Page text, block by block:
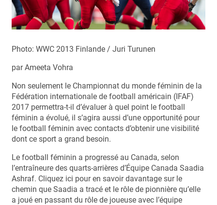
Photo: WWC 2013 Finlande / Juri Turunen
par Ameeta Vohra
Non seulement le Championnat du monde féminin de la
Fédération internationale de football américain (IFAF)
2017 permettra-t-il d’évaluer à quel point le football
féminin a évolué, il s’agira aussi d’une opportunité pour
le football féminin avec contacts d’obtenir une visibilité
dont ce sport a grand besoin.
Le football féminin a progressé au Canada, selon
l’entraîneure des quarts-arrières d’Équipe Canada Saadia
Ashraf. Cliquez ici pour en savoir davantage sur le
chemin que Saadia a tracé et le rôle de pionnière qu’elle
a joué en passant du rôle de joueuse avec l’équipe